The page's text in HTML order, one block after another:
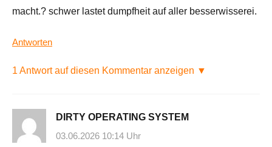
macht.? schwer lastet dumpfheit auf aller besserwisserei.
Antworten
1 Antwort auf diesen Kommentar anzeigen ▼
DIRTY OPERATING SYSTEM
03.06.2026 10:14 Uhr